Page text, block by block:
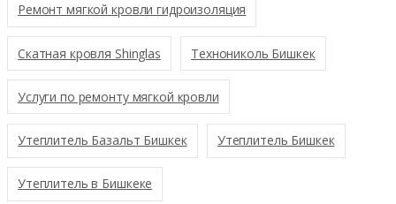
Ремонт мягкой кровли гидроизоляция
Скатная кровля Shinglas Технониколь Бишкек
Услуги по ремонту мягкой кровли
Утеплитель Базальт Бишкек Утеплитель Бишкек
Утеплитель в Бишкеке